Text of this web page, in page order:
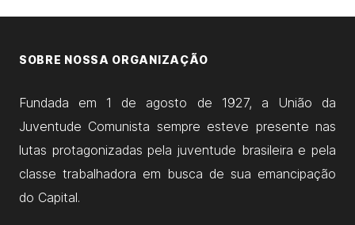
SOBRE NOSSA ORGANIZAÇÃO
Fundada em 1 de agosto de 1927, a União da
Juventude Comunista sempre esteve presente nas
lutas protagonizadas pela juventude brasileira e pela
classe trabalhadora em busca de sua emancipação
do Capital.